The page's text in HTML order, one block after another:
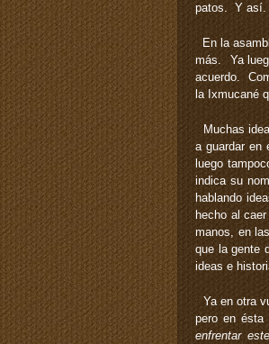
patos. Y así.
En la
más. Ya
acuerdo.
la Ixmucané
Muchas
a guardar en
luego
indica su
hablando
hecho al
manos, en
que la gente
ideas e
Ya en otra
pero en ésta
enfrentar